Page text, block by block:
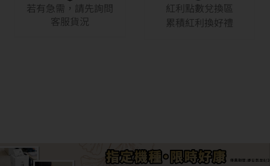
若有急需，請先詢問
客服貨況
紅利點數兌換區
累積紅利換好禮